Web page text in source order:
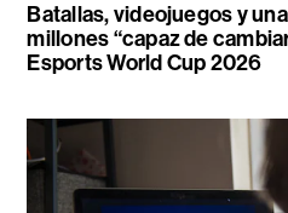
Batallas, videojuegos y
millones “capaz de
Esports World Cup 2026